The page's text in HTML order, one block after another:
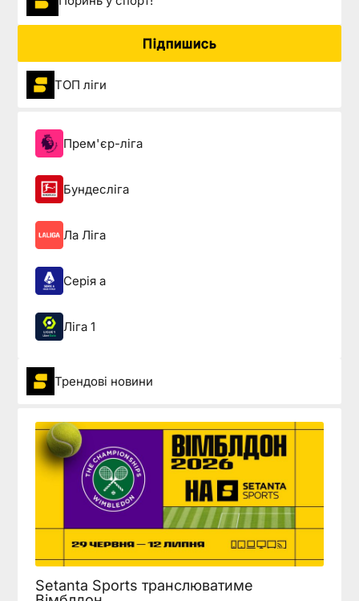
Підпишись
ТОП ліги
Прем'єр-ліга
Бундесліга
Ла Ліга
Серія а
Ліга 1
Трендові новини
Setanta Sports транслюватиме